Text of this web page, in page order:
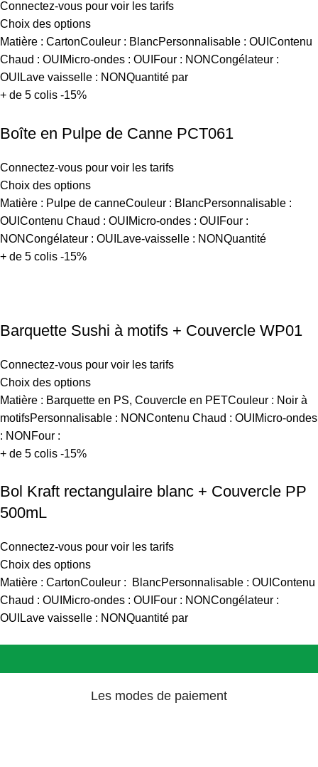
Connectez-vous pour voir les tarifs
Choix des options
Matière : CartonCouleur : BlancPersonnalisable : OUIContenu
Chaud : OUIMicro-ondes : OUIFour : NONCongélateur :
OUILave vaisselle : NONQuantité par
+ de 5 colis -15%
Boîte en Pulpe de Canne PCT061
Connectez-vous pour voir les tarifs
Choix des options
Matière : Pulpe de canneCouleur : BlancPersonnalisable :
OUIContenu Chaud : OUIMicro-ondes : OUIFour :
NONCongélateur : OUILave-vaisselle : NONQuantité
+ de 5 colis -15%
Barquette Sushi à motifs + Couvercle WP01
Connectez-vous pour voir les tarifs
Choix des options
Matière : Barquette en PS, Couvercle en PETCouleur : Noir à
motifsPersonnalisable : NONContenu Chaud : OUIMicro-ondes
: NONFour :
+ de 5 colis -15%
Bol Kraft rectangulaire blanc + Couvercle PP
500mL
Connectez-vous pour voir les tarifs
Choix des options
Matière : CartonCouleur : BlancPersonnalisable : OUIContenu
Chaud : OUIMicro-ondes : OUIFour : NONCongélateur :
OUILave vaisselle : NONQuantité par
Les modes de paiement